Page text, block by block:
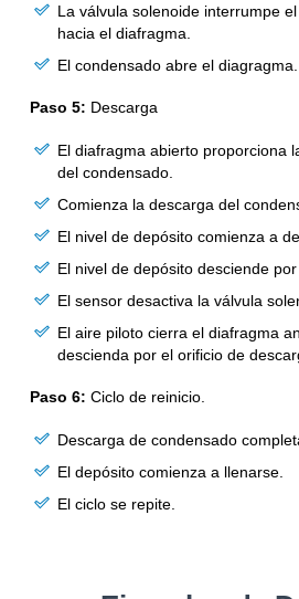
La válvula solenoide interrumpe
hacia el diafragma.
El condensado abre el diagragma.
Paso 5: Descarga
El diafragma abierto proporciona
del condensado.
Comienza la descarga del
El nivel de depósito comienza a
El nivel de depósito desciende
El sensor desactiva la válvula
El aire piloto cierra el diafragma
descienda por el orificio de
Paso 6: Ciclo de reinicio.
Descarga de condensado
El depósito comienza a llenarse.
El ciclo se repite.